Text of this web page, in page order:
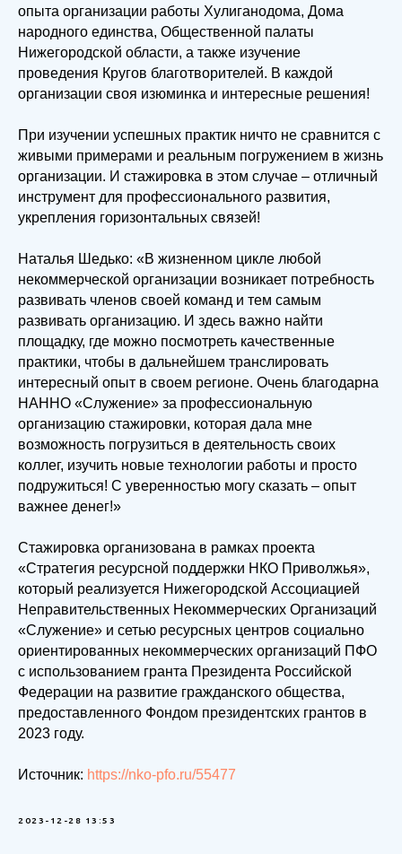
опыта организации работы Хулиганодома, Дома
народного единства, Общественной палаты
Нижегородской области, а также изучение
проведения Кругов благотворителей. В каждой
организации своя изюминка и интересные решения!
При изучении успешных практик ничто не сравнится с
живыми примерами и реальным погружением в жизнь
организации. И стажировка в этом случае – отличный
инструмент для профессионального развития,
укрепления горизонтальных связей!
Наталья Шедько: «В жизненном цикле любой
некоммерческой организации возникает потребность
развивать членов своей команд и тем самым
развивать организацию. И здесь важно найти
площадку, где можно посмотреть качественные
практики, чтобы в дальнейшем транслировать
интересный опыт в своем регионе. Очень благодарна
НАННО «Служение» за профессиональную
организацию стажировки, которая дала мне
возможность погрузиться в деятельность своих
коллег, изучить новые технологии работы и просто
подружиться! С уверенностью могу сказать – опыт
важнее денег!»
Стажировка организована в рамках проекта
«Стратегия ресурсной поддержки НКО Приволжья»,
который реализуется Нижегородской Ассоциацией
Неправительственных Некоммерческих Организаций
«Служение» и сетью ресурсных центров социально
ориентированных некоммерческих организаций ПФО
с использованием гранта Президента Российской
Федерации на развитие гражданского общества,
предоставленного Фондом президентских грантов в
2023 году.
Источник: https://nko-pfo.ru/55477
2023-12-28 13:53